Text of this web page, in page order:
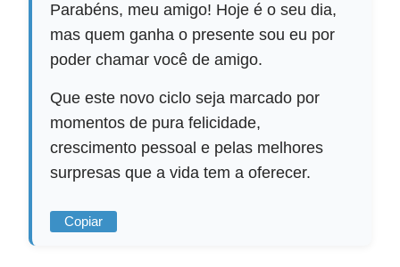
Parabéns, meu amigo! Hoje é o seu dia,
mas quem ganha o presente sou eu por
poder chamar você de amigo.
Que este novo ciclo seja marcado por
momentos de pura felicidade,
crescimento pessoal e pelas melhores
surpresas que a vida tem a oferecer.
Copiar